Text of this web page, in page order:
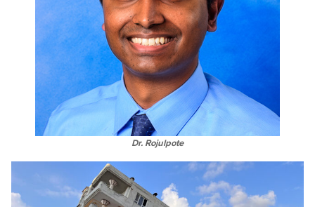
Dr. Rojulpote